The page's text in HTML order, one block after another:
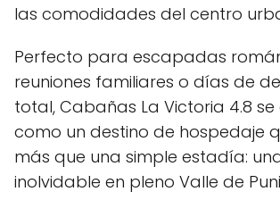
las comodidades del centro
Perfecto para escapadas
reuniones familiares o días de
total, Cabañas La Victoria 4.8
como un destino de hospedaje
más que una simple estadía:
inolvidable en pleno Valle de